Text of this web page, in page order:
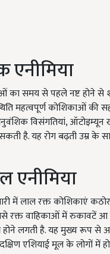
एनीमिया
का समय से पहले नष्ट होने से
महत्वपूर्ण कोशिकाओं की
विसंगतियां,ऑटोइम्यून
है. यह रोग बढ़ती उम्र के
में लाल रक्त कोशिकाएं
रक्त वाहिकाओं में रुकावटें आ
लगती है. यह मुख्य रूप से
एशियाई मूल के लोगों में